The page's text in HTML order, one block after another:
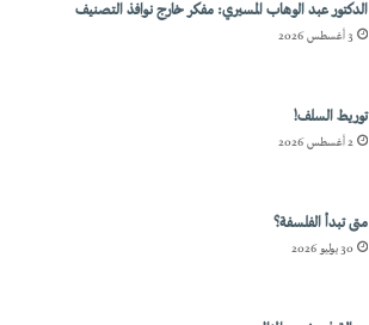
الدكتور عبد الوهاب المسيري: مفكر خارج نوافذ التصنيف
3 أغسطس 2026
توريط السلف!
2 أغسطس 2026
متى تبدأ الفلسفة؟
30 يوليو 2026